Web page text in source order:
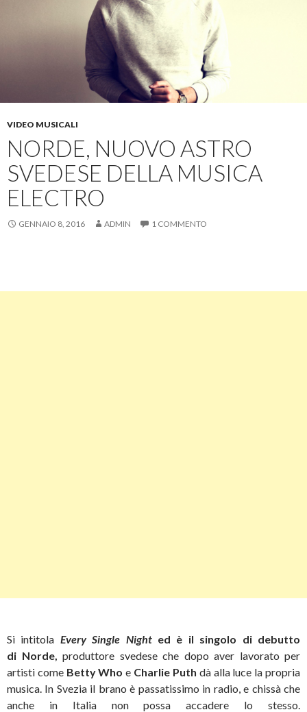
VIDEO MUSICALI
NORDE, NUOVO ASTRO
SVEDESE DELLA MUSICA
ELECTRO
GENNAIO 8, 2016 ADMIN 1 COMMENTO
Si intitola Every Single Night ed è il singolo di debutto
di Norde, produttore svedese che dopo aver lavorato per
artisti come Betty Whoe Charlie Puth dà alla luce la propria
musica. In Svezia il brano è passatissimo in radio, e chissà che
anche in Italia non possa accadere lo stesso.